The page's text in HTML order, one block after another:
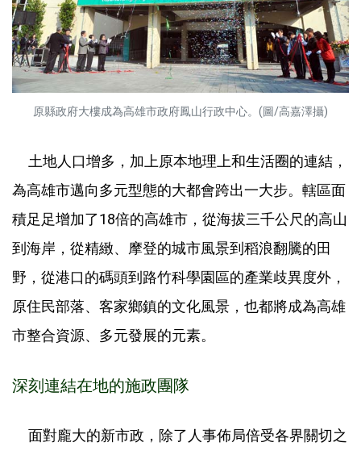
原縣政府大樓成為高雄市政府鳳山行政中心。(圖/高嘉澤攝)
土地人口增多，加上原本地理上和生活圈的連結，
為高雄市邁向多元型態的大都會跨出一大步。轄區面
積足足增加了18倍的高雄市，從海拔三千公尺的高山
到海岸，從精緻、摩登的城市風景到稻浪翻騰的田
野，從港口的碼頭到路竹科學園區的產業歧異度外，
原住民部落、客家鄉鎮的文化風景，也都將成為高雄
市整合資源、多元發展的元素。
深刻連結在地的施政團隊
面對龐大的新市政，除了人事佈局倍受各界關切之